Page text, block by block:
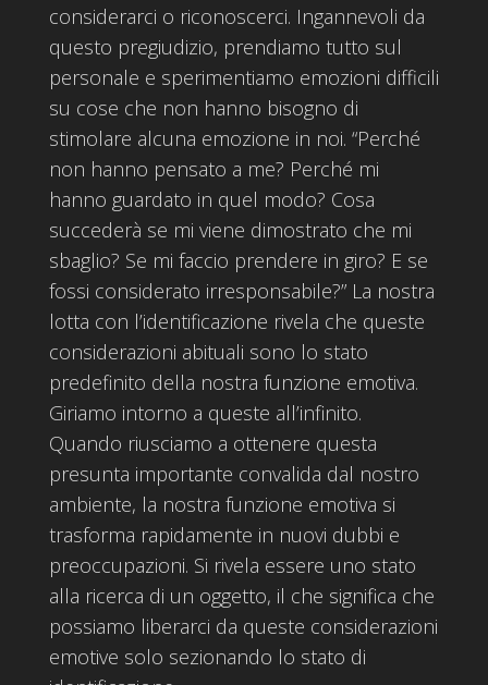
considerarci o riconoscerci. Ingannevoli da
questo pregiudizio, prendiamo tutto sul
personale e sperimentiamo emozioni difficili
su cose che non hanno bisogno di
stimolare alcuna emozione in noi. “Perché
non hanno pensato a me? Perché mi
hanno guardato in quel modo? Cosa
succederà se mi viene dimostrato che mi
sbaglio? Se mi faccio prendere in giro? E se
fossi considerato irresponsabile?” La nostra
lotta con l’identificazione rivela che queste
considerazioni abituali sono lo stato
predefinito della nostra funzione emotiva.
Giriamo intorno a queste all’infinito.
Quando riusciamo a ottenere questa
presunta importante convalida dal nostro
ambiente, la nostra funzione emotiva si
trasforma rapidamente in nuovi dubbi e
preoccupazioni. Si rivela essere uno stato
alla ricerca di un oggetto, il che significa che
possiamo liberarci da queste considerazioni
emotive solo sezionando lo stato di